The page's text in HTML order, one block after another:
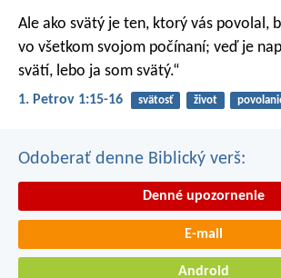
Ale ako svätý je ten, ktorý vás povolal,
vo všetkom svojom počínaní; veď je
svätí, lebo ja som svätý.“
1. Petrov 1:15-16 svätosť život
Odoberať denne Biblický verš:
Denné upozornenie
E-mail
Android